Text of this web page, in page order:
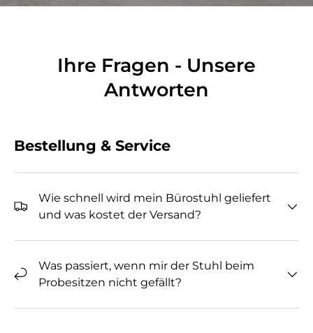
Ihre Fragen - Unsere
Antworten
Bestellung & Service
Wie schnell wird mein Bürostuhl geliefert
und was kostet der Versand?
Was passiert, wenn mir der Stuhl beim
Probesitzen nicht gefällt?